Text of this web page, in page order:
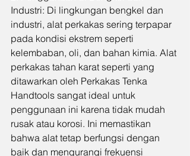
Industri: Di lingkungan bengkel dan
industri, alat perkakas sering terpapar
pada kondisi ekstrem seperti
kelembaban, oli, dan bahan kimia. Alat
perkakas tahan karat seperti yang
ditawarkan oleh Perkakas Tenka
Handtools sangat ideal untuk
penggunaan ini karena tidak mudah
rusak atau korosi. Ini memastikan
bahwa alat tetap berfungsi dengan
baik dan mengurangi frekuensi